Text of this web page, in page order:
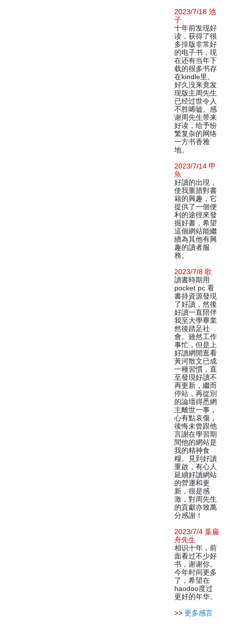
2023/7/18 池
子
十年前发现好
读，获得了很
多排版非常好
的电子书，现
在还有当年下
载的很多书存
在kindle里。
好久没来竟发
现版主周先生
已经过世令人
不胜唏嘘。感
谢周先生带来
好读，给予纷
繁复杂的网络
一方书香雅
地。
2023/7/14 甲
魚
好讀的出現，
使我重措對書
籍的興趣，它
提供了一個便
利的途徑來發
掘好書，希望
這個網站能繼
續為其他有興
趣的讀者服
務。
2023/7/8 歌
讀書時期用
pocket pc 看
書持資源發現
了好讀，然後
好讀一直陪伴
我至大學畢業
然後踏足社
會。雖然工作
事忙，但是上
好讀網閒逛看
黃河散文已成
一種習慣，直
至發現好讀不
再更新，繼而
停站，再從別
的論壇得悉網
主離世一事，
心有點哀傷，
後悔未曾跟他
言謝在學習期
間他的網站是
我的精神食
糧。見到好讀
重啟，有心人
延續好讀網站
的營運和更
新，很是感
激，對周先生
的貢獻亦致萬
分感謝！
2023/7/4 葉扁
舟先生
相识十年，前
面看过不少好
书，谢谢你。
今年时间更多
了，希望在
haodoo度过
更好的年华。
>> 更多感言